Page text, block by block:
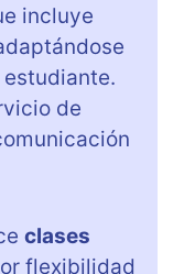
incluye
de
clases
flexibilidad